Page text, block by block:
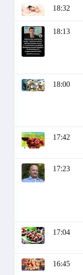
18:32
18:13
18:00
17:42
17:23
17:04
16:45